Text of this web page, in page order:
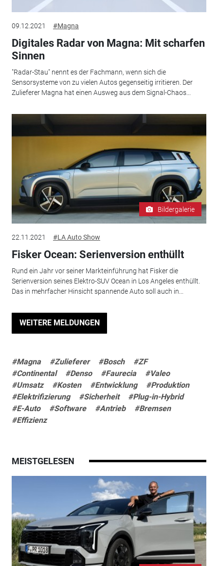
09.12.2021 #Magna
Digitales Radar von Magna: Mit scharfen
Sinnen
"Radar-Stau" nennt es der Fachmann, wenn sich die
Sensorsysteme von zu vielen Autos gegenseitig irritieren. Der
Zulieferer Magna hat einen Ausweg aus dem Signal-Chaos...
Bildergalerie
22.11.2021 #LA Auto Show
Fisker Ocean: Serienversion enthüllt
Rund ein Jahr vor seiner Markteinführung hat Fisker die
Serienversion seines Elektro-SUV Ocean in Los Angeles enthüllt.
Das in mehrfacher Hinsicht spannende Auto soll auch in...
WEITERE MELDUNGEN
#Magna #Zulieferer #Bosch
#ZF
#Continental
#Denso #Faurecia
#Valeo
#Umsatz
#Kosten #Entwicklung
#Produktion
#Elektrifizierung
#Sicherheit
#Plug-in-Hybrid
#E-Auto
#Software #Antrieb
#Bremsen
#Effizienz
MEISTGELESEN